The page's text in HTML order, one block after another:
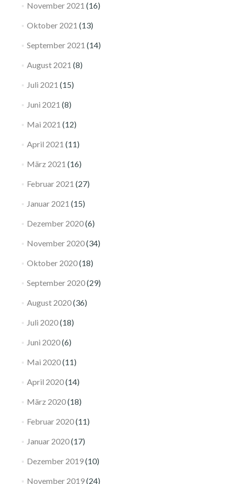
November 2021 (16)
Oktober 2021 (13)
September 2021 (14)
August 2021 (8)
Juli 2021 (15)
Juni 2021 (8)
Mai 2021 (12)
April 2021 (11)
März 2021 (16)
Februar 2021 (27)
Januar 2021 (15)
Dezember 2020(6)
November 2020(34)
Oktober 2020(18)
September 2020(29)
August 2020(36)
Juli 2020(18)
Juni 2020(6)
Mai 2020(11)
April 2020(14)
März 2020(18)
Februar 2020(11)
Januar 2020(17)
Dezember 2019(10)
November 2019(24)